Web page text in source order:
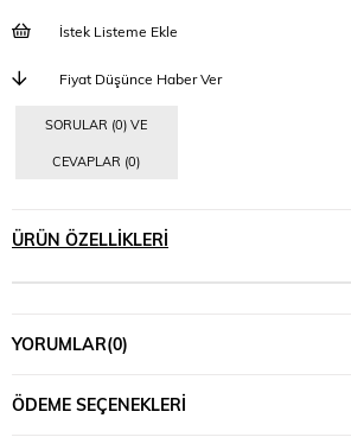
İstek Listeme Ekle
Fiyat Düşünce Haber Ver
SORULAR (0) VE
CEVAPLAR (0)
ÜRÜN ÖZELLIKLERI
YORUMLAR(0)
ÖDEME SEÇENEKLERI